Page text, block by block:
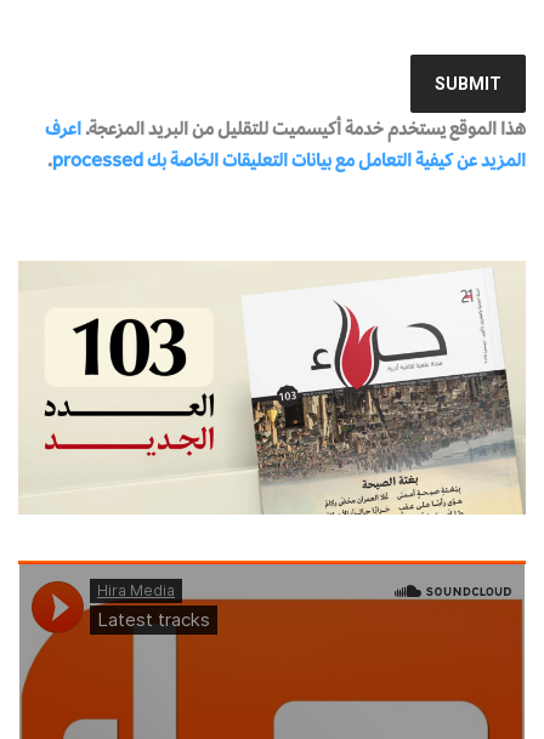
هذا الموقع يستخدم خدمة أكيسميت للتقليل من البريد المزعجة. اعرف
المزيد عن كيفية التعامل مع بيانات التعليقات الخاصة بك processed
.